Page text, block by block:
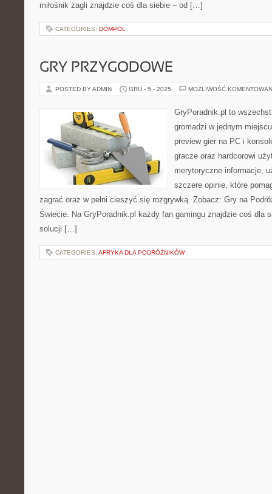
miłośnik żagli znajdzie coś dla siebie – od […]
CATEGORIES: DOMPOL
GRY PRZYGODOWE
POSTED BY ADMIN GRU - 5 - 2025 MOŻLIWOŚĆ
GryPoradnik.pl to
gromadzi w jednym
preview gier na PC i
gracze oraz hardcorowi
merytoryczne informacje,
szczere opinie, które
zagrać oraz w pełni cieszyć się rozgrywką. Zobacz: Gry na
Świecie. Na GryPoradnik.pl każdy fan gamingu znajdzie coś dla
solucji […]
CATEGORIES: AFRYKA DLA PODRÓŻNIKÓW